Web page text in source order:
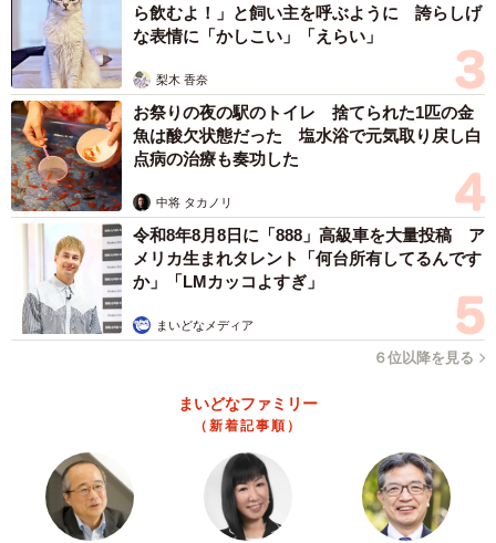
ら飲むよ！」と飼い主を呼ぶように 誇らしげ
な表情に「かしこい」「えらい」
梨木 香奈
お祭りの夜の駅のトイレ 捨てられた1匹の金
魚は酸欠状態だった 塩水浴で元気取り戻し白
点病の治療も奏功した
中将 タカノリ
令和8年8月8日に「888」高級車を大量投稿 ア
メリカ生まれタレント「何台所有してるんです
か」「LMカッコよすぎ」
まいどなメディア
６位以降を見る
まいどなファミリー
（新着記事順）